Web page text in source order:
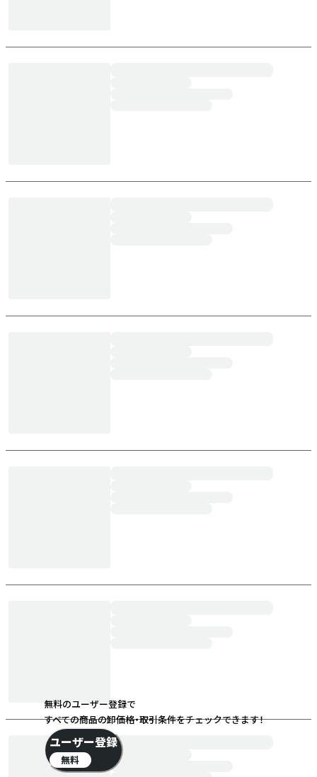
無料のユーザー登録で
すべての商品の卸価格・取引条件をチェックできます！
ユーザー登録
無料